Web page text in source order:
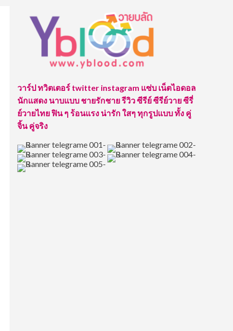
วาร์ป ทวิตเตอร์ twitter instagram แซ่บ เน็ตไอดอล
นักแสดง นาบแบบ ชายรักชาย รีวิว ซีรีย์ ซีรีย์วาย ซีรี่
ย์วายไทย ฟิน ๆ ร้อนแรง น่ารัก ใสๆ ทุกรูปแบบ ทั้ง คู่
จิ้น คู่จริง